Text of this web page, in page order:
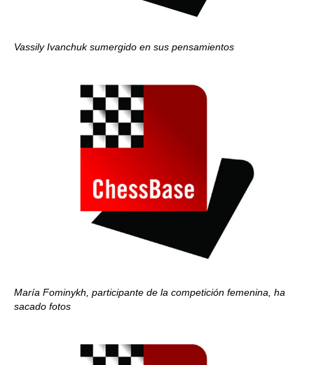
Vassily Ivanchuk sumergido en sus pensamientos
María Fominykh, participante de la competición femenina, ha
sacado fotos